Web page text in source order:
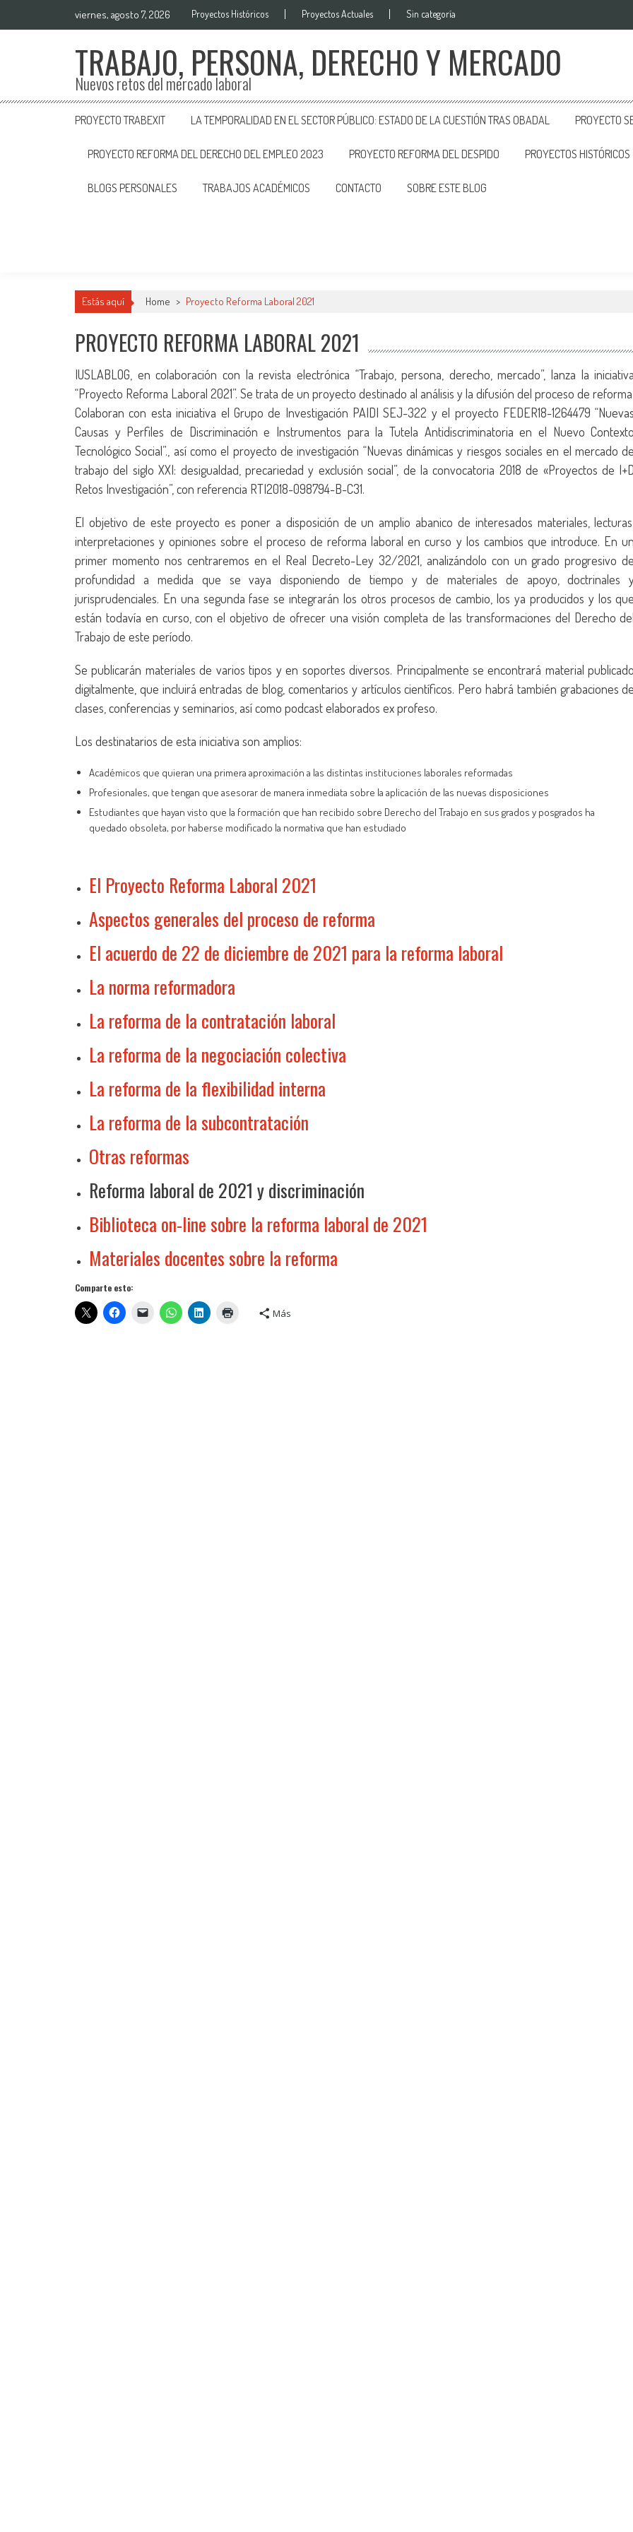
viernes, agosto 7, 2026 Proyectos Históricos Proyectos Actuales Sin categoría
TRABAJO, PERSONA, DERECHO Y MERCADO
Nuevos retos del mercado laboral
PROYECTO TRABEXIT LA TEMPORALIDAD EN EL SECTOR PÚBLICO: ESTADO DE LA CUESTIÓN TRAS OBADAL PROYECTO
PROYECTO REFORMA DEL DERECHO DEL EMPLEO 2023 PROYECTO REFORMA DEL DESPIDO PROYECTOS HISTÓRICOS
BLOGS PERSONALES TRABAJOS ACADÉMICOS CONTACTO SOBRE ESTE BLOG
Estás aquí Home > Proyecto Reforma Laboral 2021
PROYECTO REFORMA LABORAL 2021
IUSLABLOG, en colaboración con la revista electrónica “Trabajo, persona, derecho, mercado”, lanza la
“Proyecto Reforma Laboral 2021”. Se trata de un proyecto destinado al análisis y la difusión del proceso de
Colaboran con esta iniciativa el Grupo de Investigación PAIDI SEJ-322 y el proyecto FEDER18-1264479
Causas y Perfiles de Discriminación e Instrumentos para la Tutela Antidiscriminatoria en el Nuevo
Tecnológico Social”., así como el proyecto de investigación “Nuevas dinámicas y riesgos sociales en el mercado
trabajo del siglo XXI: desigualdad, precariedad y exclusión social”, de la convocatoria 2018 de «Proyectos de
Retos Investigación”, con referencia RTI2018-098794-B-C31.
El objetivo de este proyecto es poner a disposición de un amplio abanico de interesados materiales,
interpretaciones y opiniones sobre el proceso de reforma laboral en curso y los cambios que introduce. En
primer momento nos centraremos en el Real Decreto-Ley 32/2021, analizándolo con un grado progresivo
profundidad a medida que se vaya disponiendo de tiempo y de materiales de apoyo, doctrinales
jurisprudenciales. En una segunda fase se integrarán los otros procesos de cambio, los ya producidos y los
están todavía en curso, con el objetivo de ofrecer una visión completa de las transformaciones del Derecho
Trabajo de este período.
Se publicarán materiales de varios tipos y en soportes diversos. Principalmente se encontrará material
digitalmente, que incluirá entradas de blog, comentarios y artículos científicos. Pero habrá también grabaciones
clases, conferencias y seminarios, así como podcast elaborados ex profeso.
Los destinatarios de esta iniciativa son amplios:
Académicos que quieran una primera aproximación a las distintas instituciones laborales reformadas
Profesionales, que tengan que asesorar de manera inmediata sobre la aplicación de las nuevas disposiciones
Estudiantes que hayan visto que la formación que han recibido sobre Derecho del Trabajo en sus grados y posgrados ha
quedado obsoleta, por haberse modificado la normativa que han estudiado
El Proyecto Reforma Laboral 2021
Aspectos generales del proceso de reforma
El acuerdo de 22 de diciembre de 2021 para la reforma laboral
La norma reformadora
La reforma de la contratación laboral
La reforma de la negociación colectiva
La reforma de la flexibilidad interna
La reforma de la subcontratación
Otras reformas
Reforma laboral de 2021 y discriminación
Biblioteca on-line sobre la reforma laboral de 2021
Materiales docentes sobre la reforma
Comparte esto:
Más